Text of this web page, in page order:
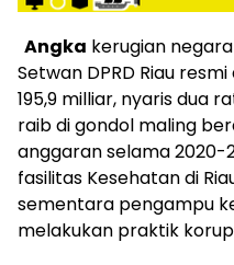
Angka kerugian
Setwan DPRD Riau
195,9 milliar, nyaris dua
raib di gondol maling
anggaran selama 2020-
fasilitas Kesehatan di
sementara pengampu
melakukan praktik